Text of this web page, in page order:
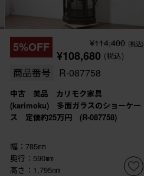
5%OFF ¥114,400 (税込)
¥108,680 (税込)
商品番号 R-087758
中古 美品 カリモク家具
(karimoku) 多面ガラスのショーケー
ス 定価約25万円 (R-087758)
幅：785㎜
奥行：590㎜
高さ：1,795㎜